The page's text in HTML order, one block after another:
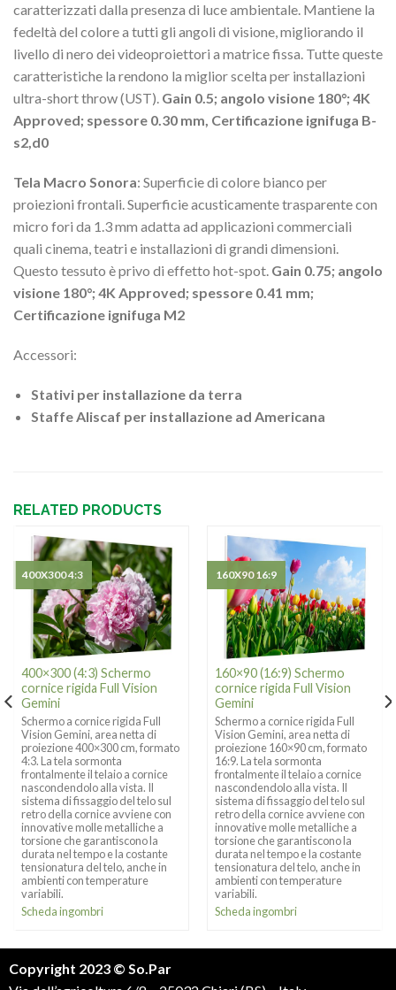
caratterizzati dalla presenza di luce ambientale. Mantiene la
fedeltà del colore a tutti gli angoli di visione, migliorando il
livello di nero dei videoproiettori a matrice fissa. Tutte queste
caratteristiche la rendono la miglior scelta per installazioni
ultra-short throw (UST). Gain 0.5; angolo visione 180°; 4K
Approved; spessore 0.30 mm, Certificazione ignifuga B-
s2,d0
Tela Macro Sonora: Superficie di colore bianco per
proiezioni frontali. Superficie acusticamente trasparente con
micro fori da 1.3 mm adatta ad applicazioni commerciali
quali cinema, teatri e installazioni di grandi dimensioni.
Questo tessuto è privo di effetto hot-spot. Gain 0.75; angolo
visione 180°; 4K Approved; spessore 0.41 mm;
Certificazione ignifuga M2
Accessori:
Stativi per installazione da terra
Staffe Aliscaf per installazione ad Americana
RELATED PRODUCTS
400×300 (4:3) Schermo
cornice rigida Full Vision
Gemini
Schermo a cornice rigida Full
Vision Gemini, area netta di
proiezione 400×300 cm, formato
4:3. La tela sormonta
frontalmente il telaio a cornice
nascondendolo alla vista. Il
sistema di fissaggio del telo sul
retro della cornice avviene con
innovative molle metalliche a
torsione che garantiscono la
durata nel tempo e la costante
tensionatura del telo, anche in
ambienti con temperature
variabili.
Scheda ingombri
400X300 4:3
160×90 (16:9) Schermo
cornice rigida Full Vision
Gemini
Schermo a cornice rigida Full
Vision Gemini, area netta di
proiezione 160×90 cm, formato
16:9. La tela sormonta
frontalmente il telaio a cornice
nascondendolo alla vista. Il
sistema di fissaggio del telo sul
retro della cornice avviene con
innovative molle metalliche a
torsione che garantiscono la
durata nel tempo e la costante
tensionatura del telo, anche in
ambienti con temperature
variabili.
Scheda ingombri
160X90 16:9
Copyright 2023 © So.Par